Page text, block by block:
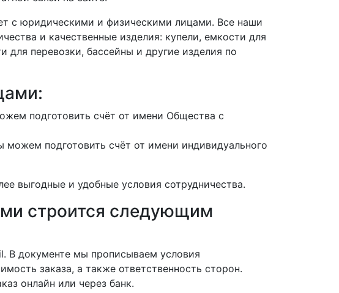
с юридическими и физическими лицами. Все наши
и качественные изделия: купели, емкости для
для перевозки, бассейны и другие изделия по
подготовить счёт от имени Общества с
подготовить счёт от имени индивидуального
выгодные и удобные условия сотрудничества.
строится следующим
В документе мы прописываем условия
заказа, а также ответственность сторон.
онлайн или через банк.